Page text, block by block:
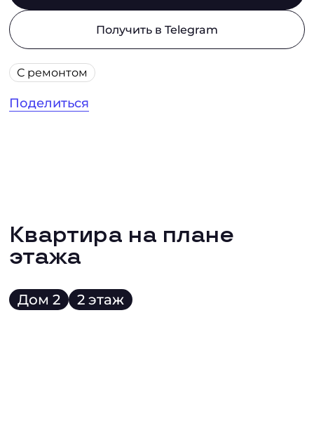
Получить в Telegram
С ремонтом
Поделиться
Квартира на плане
этажа
Дом 2 2 этаж